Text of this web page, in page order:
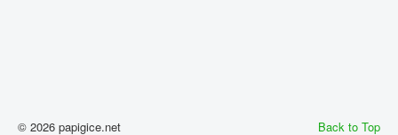
Back to Top
© 2026 papigice.net